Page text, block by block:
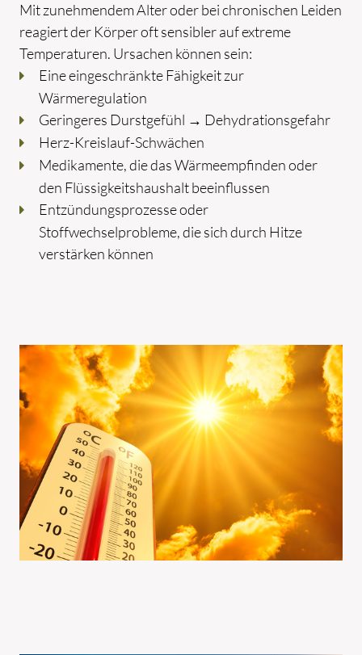
Mit zunehmendem Alter oder bei chronischen Leiden
reagiert der Körper oft sensibler auf extreme
Temperaturen. Ursachen können sein:
Eine eingeschränkte Fähigkeit zur
Wärmeregulation
Geringeres Durstgefühl → Dehydrationsgefahr
Herz-Kreislauf-Schwächen
Medikamente, die das Wärmeempfinden oder
den Flüssigkeitshaushalt beeinflussen
Entzündungsprozesse oder
Stoffwechselprobleme, die sich durch Hitze
verstärken können